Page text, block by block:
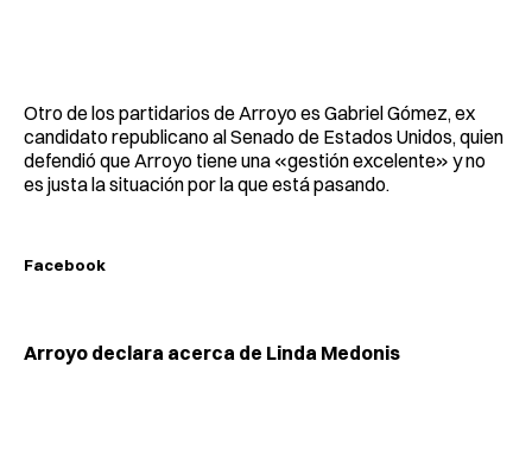
Otro de los partidarios de Arroyo es Gabriel Gómez, ex
candidato republicano al Senado de Estados Unidos, quien
defendió que Arroyo tiene una «gestión excelente» y no
es justa la situación por la que está pasando.
Facebook
Arroyo declara acerca de Linda Medonis